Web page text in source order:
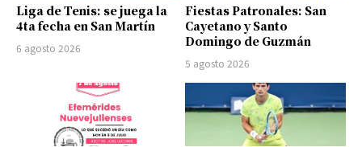
Liga de Tenis: se juega la
4ta fecha en San Martín
6 agosto 2026
Fiestas Patronales: San
Cayetano y Santo
Domingo de Guzmán
5 agosto 2026